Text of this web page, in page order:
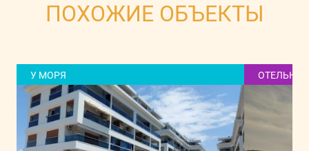
ПОХОЖИЕ ОБЪЕКТЫ
У МОРЯ